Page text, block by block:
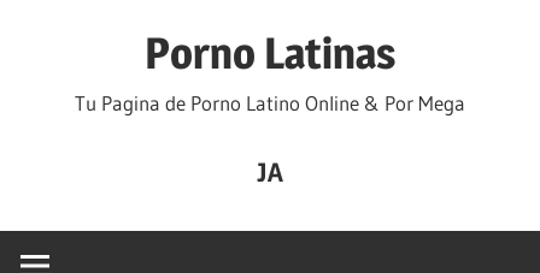
Porno Latinas
Tu Pagina de Porno Latino Online & Por Mega
JA